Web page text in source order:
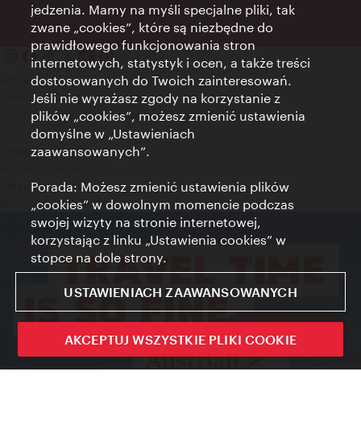
Sign up now
Kontakt
Credits
Zgoda na przetwarzanie danych osobowych
Terms of Use
Dostępność
Ustawienia cookies
© Copyright Wien Tourismus
jedzenia. Mamy na myśli specjalne pliki, tak
zwane „cookies”, które są niezbędne do
prawidłowego funkcjonowania stron
internetowych, statystyk i ocen, a także treści
dostosowanych do Twoich zainteresowań.
Jeśli nie wyrażasz zgody na korzystanie z
plików „cookies”, możesz zmienić ustawienia
domyślne w „Ustawieniach
zaawansowanych”.
Porada: Możesz zmienić ustawienia plików
„cookies” w dowolnym momencie podczas
swojej wizyty na stronie internetowej,
korzystając z linku „Ustawienia cookies” w
stopce na dole strony.
USTAWIENIACH ZAAWANSOWANYCH
AKCEPTUJ WSZYSTKIE PLIKI COOKIE